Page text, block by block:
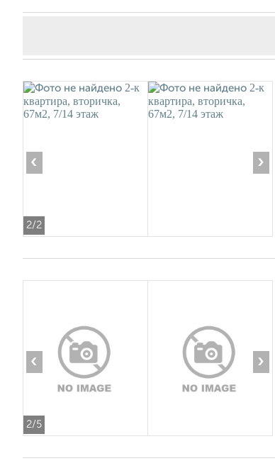
2/2
‹ ›
2/5
‹ ›